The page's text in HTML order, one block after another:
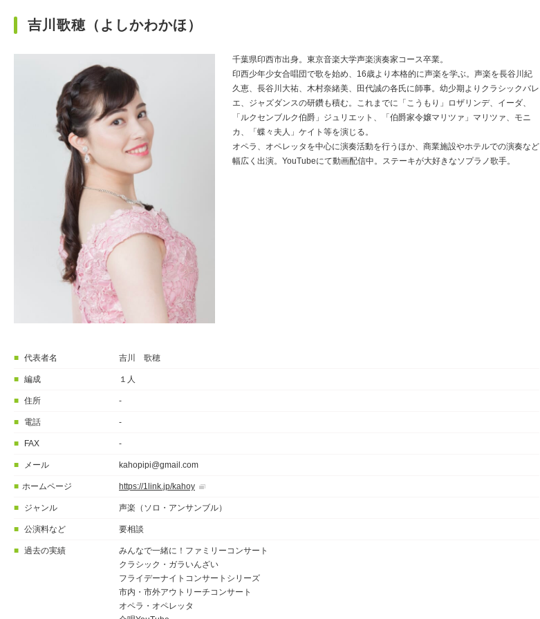
吉川歌穂（よしかわかほ）
千葉県印西市出身。東京音楽大学声楽演奏家コース卒業。
印西少年少女合唱団で歌を始め、16歳より本格的に声楽を学ぶ。声楽を長谷川紀
久恵、長谷川大祐、木村奈緒美、田代誠の各氏に師事。幼少期よりクラシックバレ
エ、ジャズダンスの研鑽も積む。これまでに「こうもり」ロザリンデ、イーダ、
「ルクセンブルク伯爵」ジュリエット、「伯爵家令嬢マリツァ」マリツァ、モニ
カ、「蝶々夫人」ケイト等を演じる。
オペラ、オペレッタを中心に演奏活動を行うほか、商業施設やホテルでの演奏など
幅広く出演。YouTubeにて動画配信中。ステーキが大好きなソプラノ歌手。
■ 代表者名 吉川 歌穂
■ 編成 １人
■ 住所 -
■ 電話 -
■ FAX -
■ メール kahopipi@gmail.com
■ ホームページ https://1link.jp/kahoy
■ ジャンル 声楽（ソロ・アンサンブル）
■ 公演料など 要相談
■ 過去の実績
みんなで一緒に！ファミリーコンサート
クラシック・ガラいんざい
フライデーナイトコンサートシリーズ
市内・市外アウトリーチコンサート
オペラ・オペレッタ